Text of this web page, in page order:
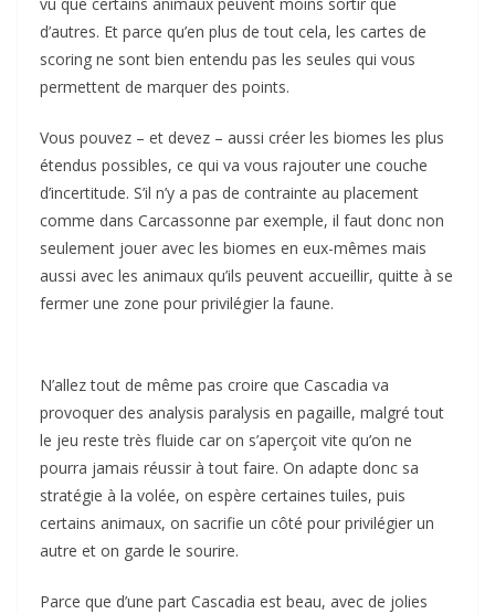
d’autres. Et parce qu’en plus de tout cela, les cartes de
scoring ne sont bien entendu pas les seules qui vous
permettent de marquer des points.
Vous pouvez – et devez – aussi créer les biomes les plus
étendus possibles, ce qui va vous rajouter une couche
d’incertitude. S’il n’y a pas de contrainte au placement
comme dans Carcassonne par exemple, il faut donc non
seulement jouer avec les biomes en eux-mêmes mais
aussi avec les animaux qu’ils peuvent accueillir, quitte à se
fermer une zone pour privilégier la faune.
N’allez tout de même pas croire que Cascadia va
provoquer des analysis paralysis en pagaille, malgré tout
le jeu reste très fluide car on s’aperçoit vite qu’on ne
pourra jamais réussir à tout faire. On adapte donc sa
stratégie à la volée, on espère certaines tuiles, puis
certains animaux, on sacrifie un côté pour privilégier un
autre et on garde le sourire.
Parce que d’une part Cascadia est beau, avec de jolies